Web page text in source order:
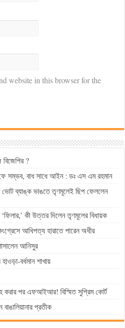
website in this browser for the
বিজেপির ?
সম্ভব, বাধ সাধে আইন : ডঃ এস এম রহমান
ব্যাঙ্ক ভাঙতে তৃণমূলেই ছিপ ফেললেন
কী উত্তর দিলেন তৃণমূলের বিধায়ক
আধিপত্য হারাতে পারেন অধীর
আনিসুর
বর্ধমান শাখায়
করার পর এফআইআর! বিস্মিত সুপ্রিম কোর্ট
প্রতীক